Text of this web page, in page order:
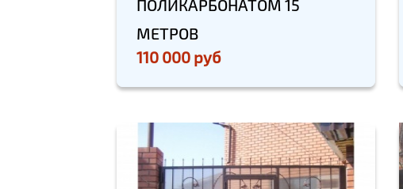
ПОЛИКАРБОНАТОМ 15
МЕТРОВ
110 000 руб